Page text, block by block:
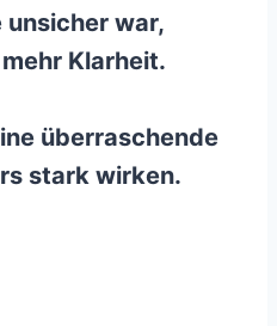
unsicher war,
Klarheit.
überraschende
stark wirken.